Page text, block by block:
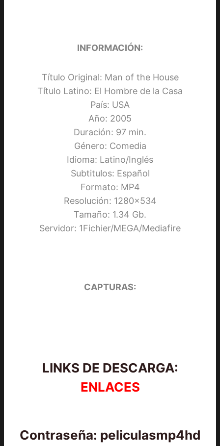
INFORMACIÓN:
Título Original: Man of the House
Título Latino: El Hombre de la Casa
País: USA
Año: 2005
Duración: 97 min.
Género: Comedia
Idioma: Latino/Inglés
Subtitulos: Español
Formato: MP4
Resolución: 1280×534
Tamaño: 1.34 Gb.
Servidor: 1Fichier/MEGA/Mediafire
CAPTURAS:
LINKS DE DESCARGA:
ENLACES
Contraseña: peliculasmp4hd